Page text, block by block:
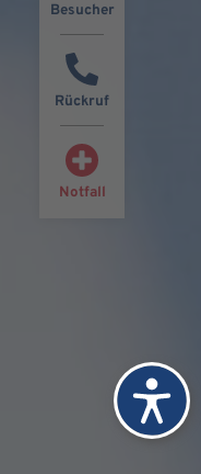
Besucher
Rückruf
Notfall